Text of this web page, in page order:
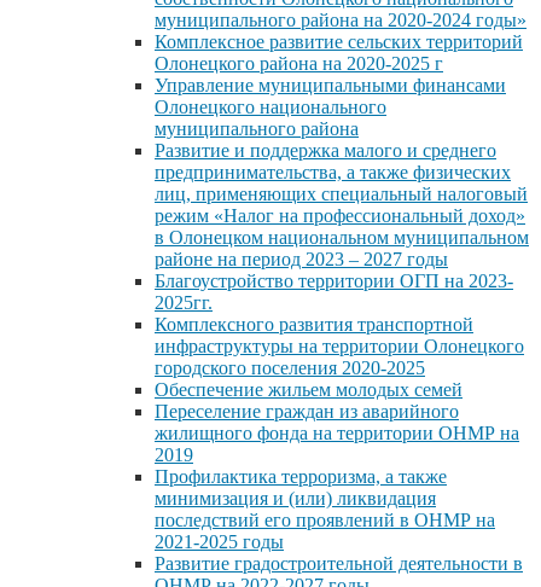
муниципального района на 2020-2024 годы»
Комплексное развитие сельских территорий
Олонецкого района на 2020-2025 г
Управление муниципальными финансами
Олонецкого национального
муниципального района
Развитие и поддержка малого и среднего
предпринимательства, а также физических
лиц, применяющих специальный налоговый
режим «Налог на профессиональный доход»
в Олонецком национальном муниципальном
районе на период 2023 – 2027 годы
Благоустройство территории ОГП на 2023-
2025гг.
Комплексного развития транспортной
инфраструктуры на территории Олонецкого
городского поселения 2020-2025
Обеспечение жильем молодых семей
Переселение граждан из аварийного
жилищного фонда на территории ОНМР на
2019
Профилактика терроризма, а также
минимизация и (или) ликвидация
последствий его проявлений в ОНМР на
2021-2025 годы
Развитие градостроительной деятельности в